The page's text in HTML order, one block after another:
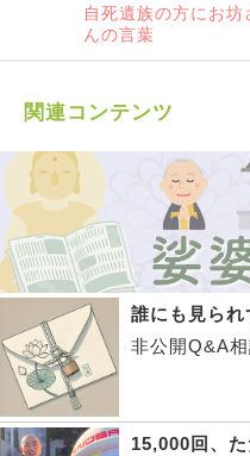
自死遺族の方にお坊
んの言葉
関連コンテンツ
誰にも見ら
非公開Q&A相
15,000回、